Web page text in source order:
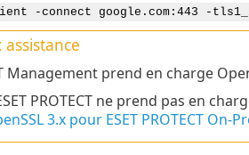
-connect google.com:443 -
assistance
Management prend en charge
PROTECT ne prend pas en
3.x pour ESET PROTECT On-